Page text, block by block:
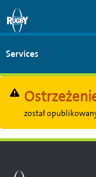
Skip to Main Content
Services
został